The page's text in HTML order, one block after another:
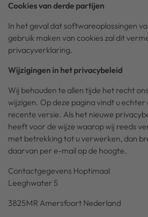
Cookies van derde partijen
In het geval dat softwareoplossingen
gebruik maken van cookies zal dit
privacyverklaring.
Wijzigingen in het privacybeleid
Wij behouden te allen tijde het recht
wijzigen. Op deze pagina vindt u
recente versie. Als het nieuwe
heeft voor de wijze waarop wij reeds
met betrekking tot u verwerken, dan
daarvan per e-mail op de hoogte.
Contactgegevens Hoptimaal
Leeghwater 5
3825MR Amersfoort Nederland